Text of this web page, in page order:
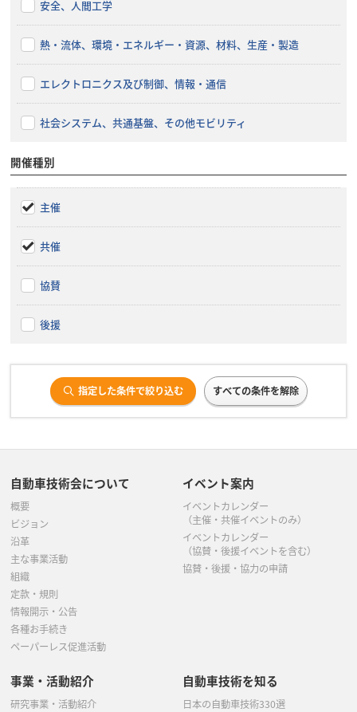
安全、人間工学
熱・流体、環境・エネルギー・資源、材料、生産・製造
エレクトロニクス及び制御、情報・通信
社会システム、共通基盤、その他モビリティ
開催種別
主催
共催
協賛
後援
指定した条件で絞り込む すべての条件を解除
自動車技術会について
概要
ビジョン
沿革
主な事業活動
組織
定款・規則
情報開示・公告
各種お手続き
ペーパーレス促進活動
イベント案内
イベントカレンダー
（主催・共催イベントのみ）
イベントカレンダー
（協賛・後援イベントを含む）
協賛・後援・協力の申請
事業・活動紹介
研究事業・活動紹介
自動車技術を知る
日本の自動車技術330選